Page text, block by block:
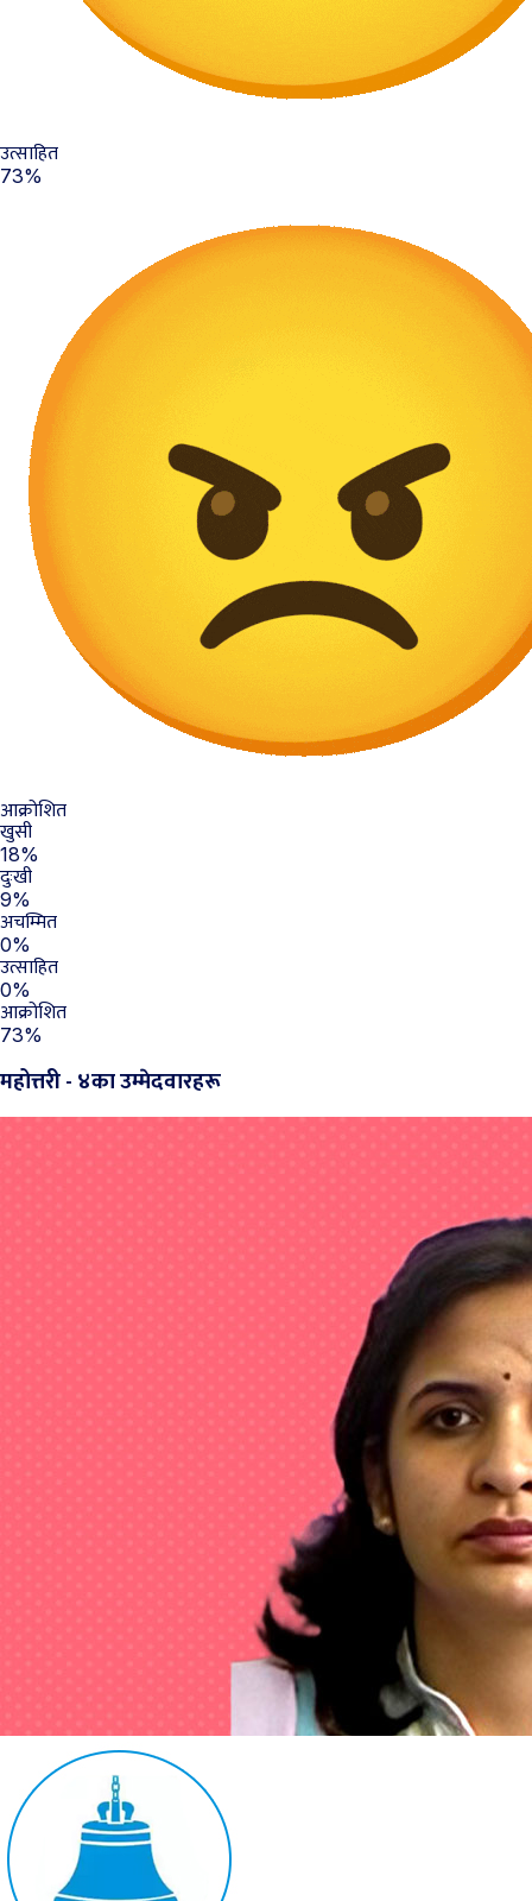
उत्साहित
73%
आक्रोशित
खुसी
18%
दुःखी
9%
अचम्मित
0%
उत्साहित
0%
आक्रोशित
73%
महोत्तरी - ४का उम्मेदवारहरू